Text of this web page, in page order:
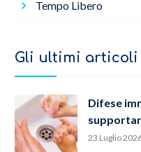
Tempo Libero
Gli ultimi articoli
Difese
23 Luglio